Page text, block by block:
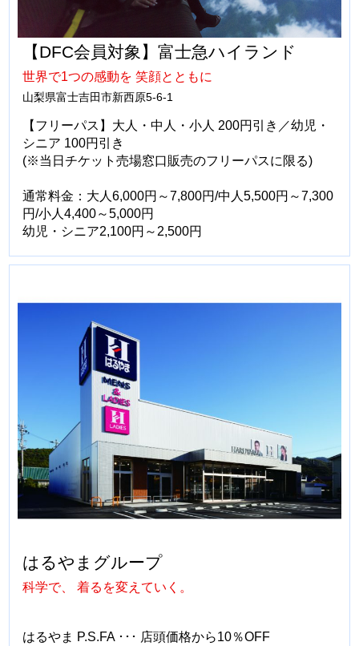
【DFC会員対象】富士急ハイランド
世界で1つの感動を 笑顔とともに
山梨県富士吉田市新西原5-6-1
【フリーパス】大人・中人・小人 200円引き／幼児・
シニア 100円引き
(※当日チケット売場窓口販売のフリーパスに限る)
通常料金：大人6,000円～7,800円/中人5,500円～7,300
円/小人4,400～5,000円
幼児・シニア2,100円～2,500円
はるやまグループ
科学で、 着るを変えていく。
はるやま P.S.FA ･･･ 店頭価格から10％OFF